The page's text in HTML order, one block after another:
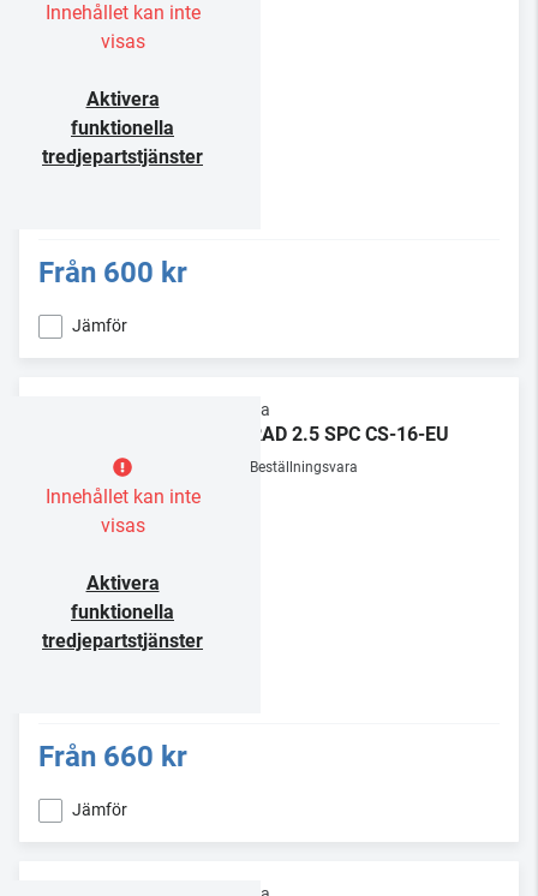
Innehållet kan inte
visas
Aktivera
funktionella
tredjepartstjänster
Från 600 kr
Jämför
Innehållet kan inte
visas
Aktivera
funktionella
tredjepartstjänster
Supra
LORAD 2.5 SPC CS-16-EU
Beställningsvara
Från 660 kr
Jämför